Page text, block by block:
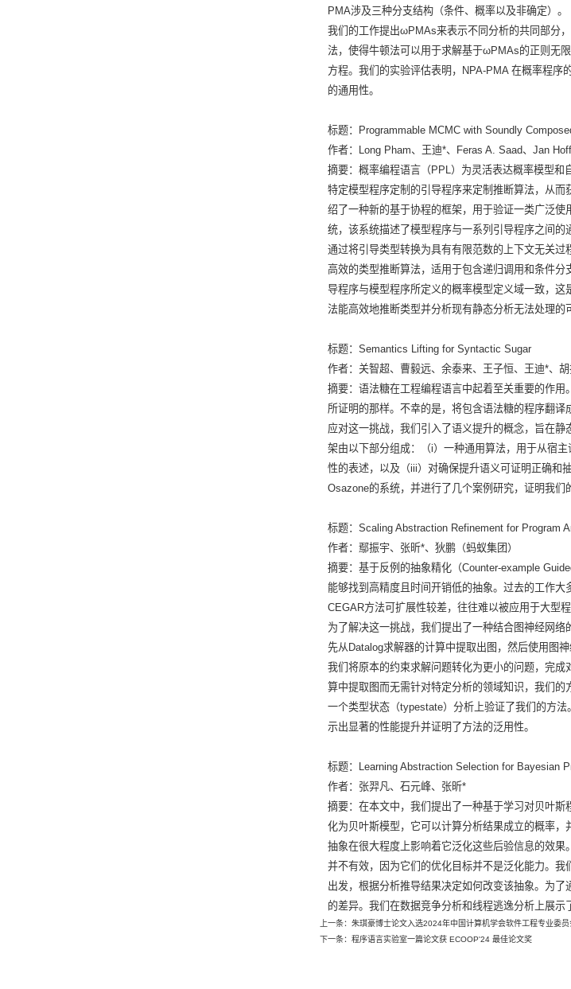
PMA涉及三种分支结构（条件、概率以及非确定）。
我们的工作提出ωPMAs来表示不同分析的共同部分
法，使得牛顿法可以用于求解基于ωPMAs的正则无
方程。我们的实验评估表明，NPA-PMA 在概率程序
的通用性。
标题：Programmable MCMC with Soundly
作者：Long Pham、王迪*、Feras A. Saad、Jan
摘要：概率编程语言（PPL）为灵活表达概率模型
特定模型程序定制的引导程序来定制推断算法，从
绍了一种新的基于协程的框架，用于验证一类广泛
统，该系统描述了模型程序与一系列引导程序之间的
通过将引导类型转换为具有有限范数的上下文无关
高效的类型推断算法，适用于包含递归调用和条件
导程序与模型程序所定义的概率模型定义域一致，
法能高效地推断类型并分析现有静态分析无法处理的
标题：Semantics Lifting for Syntactic Sugar
作者：关智超、曹毅远、余泰来、王子恒、王迪*、胡
摘要：语法糖在工程编程语言中起着至关重要的作
所证明的那样。不幸的是，将包含语法糖的程序翻
应对这一挑战，我们引入了语义提升的概念，旨在
架由以下部分组成：（i）一种通用算法，用于从宿
性的表述，以及（iii）对确保提升语义可证明正确和
Osazone的系统，并进行了几个案例研究，证明我们
标题：Scaling Abstraction Refinement for Program
作者：鄢振宇、张昕*、狄鹏（蚂蚁集团）
摘要： 基于反例的抽象精化（Counter-example
能够找到高精度且时间开销低的抽象。过去的工作
CEGAR方法可扩展性较差，往往难以被应用于大型程
为了解决这一挑战，我们提出了一种结合图神经网
先从Datalog求解器的计算中提取出图，然后使用图
我们将原本的约束求解问题转化为更小的问题，完
算中提取图而无需针对特定分析的领域知识，我们
一个类型状态（typestate）分析上验证了我们的方
示出显著的性能提升并证明了方法的泛用性。
标题：Learning Abstraction Selection for Bayesian
作者：张羿凡、石元峰、张昕*
摘要：在本文中，我们提出了一种基于学习对贝叶
化为贝叶斯模型，它可以计算分析结果成立的概率
抽象在很大程度上影响着它泛化这些后验信息的效
并不有效，因为它们的优化目标并不是泛化能力。
出发，根据分析推导结果决定如何改变该抽象。为
的差异。我们在数据竞争分析和线程逃逸分析上展示
上一条： 朱琪豪博士论文入选2024年中国计算机学会软件工程专业委
下一条： 程序语言实验室一篇论文获 ECOOP'24 最佳论文奖